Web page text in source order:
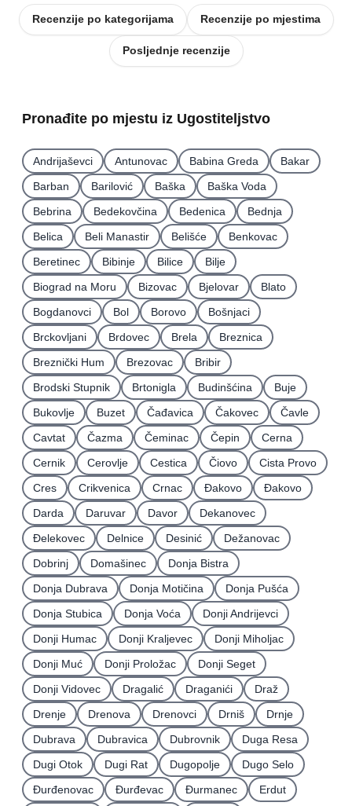
Recenzije po kategorijama Recenzije po mjestima
Posljednje recenzije
Pronađite po mjestu iz Ugostiteljstvo
Andrijaševci Antunovac Babina Greda
Bakar
Barban
Barilović Baška
Baška Voda
Bebrina
Bedekovčina Bedenica
Bednja
Belica
Beli Manastir Belišće
Benkovac
Beretinec
Bibinje Bilice
Bilje
Biograd na Moru
Bizovac Bjelovar
Blato
Bogdanovci
Bol Borovo
Bošnjaci
Brckovljani
Brdovec Brela
Breznica
Breznički Hum
Brezovac
Bribir
Brodski Stupnik
Brtonigla Budinšćina
Buje
Bukovlje
Buzet Čađavica Čakovec
Čavle
Cavtat
Čazma Čeminac Čepin
Cerna
Cernik
Cerovlje Cestica Čiovo
Cista Provo
Cres
Crikvenica Crnac Đakovo
Ðakovo
Darda
Daruvar Davor
Dekanovec
Ðelekovec
Delnice Desinić
Dežanovac
Dobrinj
Domašinec
Donja Bistra
Donja Dubrava
Donja Motičina
Donja Pušća
Donja Stubica
Donja Voća
Donji Andrijevci
Donji Humac
Donji Kraljevec
Donji Miholjac
Donji Muć
Donji Proložac
Donji Seget
Donji Vidovec
Dragalić Draganići
Draž
Drenje
Drenova Drenovci Drniš
Drnje
Dubrava
Dubravica Dubrovnik
Duga Resa
Dugi Otok
Dugi Rat Dugopolje
Dugo Selo
Ðurđenovac
Ðurđevac Ðurmanec Erdut